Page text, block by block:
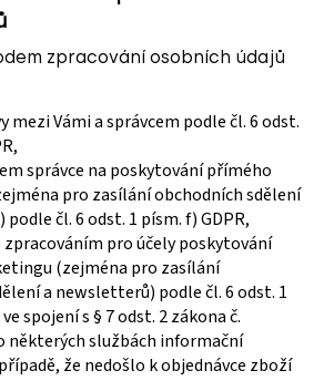
zpracování osobních údajů
mezi Vámi a správcem podle čl. 6 odst.
správce na poskytování přímého
pro zasílání obchodních sdělení
čl. 6 odst. 1 písm. f) GDPR,
zpracováním pro účely poskytování
(zejména pro zasílání
a newsletterů) podle čl. 6 odst. 1
spojení s § 7 odst. 2 zákona č.
některých službách informační
že nedošlo k objednávce zboží